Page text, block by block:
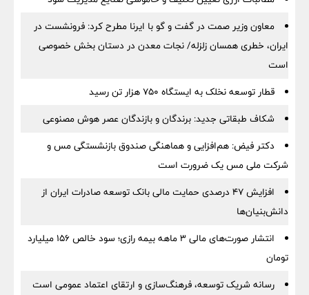
معاون وزیر صمت در گفت و گو با ایرنا مطرح کرد: فرونشست در
ایران، خطری همسان زلزله/ نجات معدن در دستان بخش خصوصی
است
قطار توسعه نخلک به ایستگاه ۷۵۰ هزار تن رسید
شکاف طبقاتی جدید: برندگان و بازندگان عصر هوش مصنوعی
دکتر فیض: هم‌افزایی و هماهنگی صندوق بازنشستگی مس و
شرکت ملی مس یک ضرورت است
افزایش ۴۷ درصدی حمایت مالی بانک توسعه صادرات ایران از
دانش‌بنیان‌ها
انتشار صورت‌های مالی ۳ ماهه بیمه رازی؛ سود خالص ۱۵۶ میلیارد
تومان
رسانه شریک توسعه، فرهنگ‌سازی و ارتقای اعتماد عمومی است